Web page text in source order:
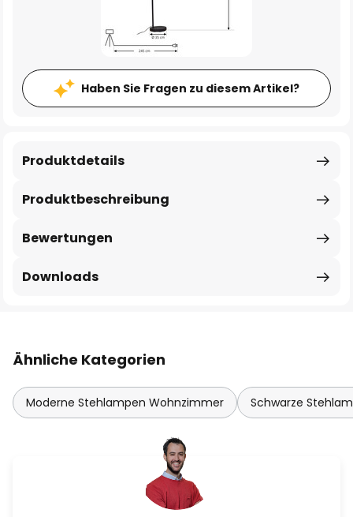
Haben Sie Fragen zu diesem Artikel?
Produktbeschreibung
Produktdetails
Bewertungen
Downloads
Ähnliche Kategorien
Moderne Stehlampen Wohnzimmer Schwarze